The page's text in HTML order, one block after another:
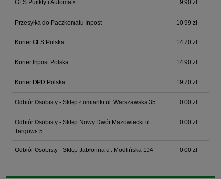
GLS Punkty i Automaty 9,90 zł
Przesyłka do Paczkomatu Inpost 10,99 zł
Kurier GLS Polska 14,70 zł
Kurier Inpost Polska 14,90 zł
Kurier DPD Polska 19,70 zł
Odbiór Osobisty - Sklep Łomianki ul. Warszawska 35 0,00 zł
Odbiór Osobisty - Sklep Nowy Dwór Mazowiecki ul.
Targowa 5
0,00 zł
Odbiór Osobisty - Sklep Jabłonna ul. Modlińska 104 0,00 zł